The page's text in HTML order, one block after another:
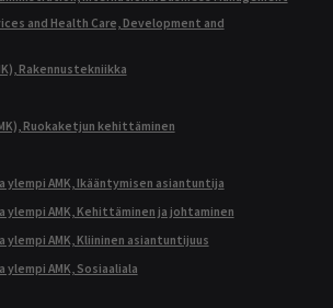
and Health Care, Development and
Rakennustekniikka
Ruokaketjun kehittäminen
ylempi AMK, Ikääntymisen asiantuntija
ylempi AMK, Kehittäminen ja johtaminen
ylempi AMK, Kliininen asiantuntijuus
AMK, Sosiaaliala